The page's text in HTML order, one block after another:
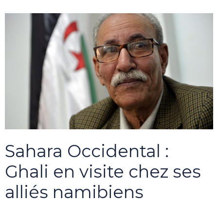
Sahara Occidental :
Ghali en visite chez ses
alliés namibiens